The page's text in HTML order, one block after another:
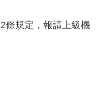
條規定，報請上級機